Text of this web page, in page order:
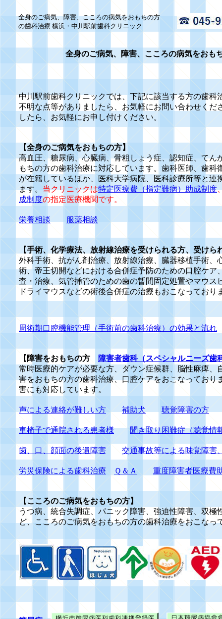
全身のご病気、障害、こころの病気をおもちの方
の歯科治療 横浜・中川駅前歯科クリニック
中川駅前歯科クリニックでは、下記に該当する方の歯科
不明な点等がありましたら、お気軽にお問い合わせくだ
したら、お気軽にお申し付けください。
【全身のご病気をおもちの方】
高血圧、糖尿病、心臓病、骨粗しょう症、認知症、てん
もちの方の歯科治療に対応しています。歯科医師、歯科
が在籍しているほか、医科大学病院、医科診療所等と連
ます。 当クリニックは特定医療費（指定難病）助成制度
成制度の指定医療機関です。
栄養相談 服薬相談
【手術、化学療法、放射線治療を受けられる方、受けら
外科手術、抗がん剤治療、放射線治療、臓器移植手術、
術、帝王切開などにおける合併症予防のための口腔ケア
査・治療、気管挿管のための歯の暫間固定処置やマウス
ドライマウスなどの術後合併症の治療もおこなっており
周術期口腔機能管理（手術前の歯科治療）の効果と流れ
【障害をおもちの方
障害者歯科（スペシャルニーズ歯
常時医療的ケアが必要な方、ダウン症候群、脳性麻痺、
害をおもちの方の歯科治療、口腔ケアをおこなっており
害にも対応しています。
声による連絡が難しい方 補助犬 聴覚障害の方
車椅子で通院される患者様 聞き取り困難症（聴覚情
歯、口、顔面の後遺障害 交通事故等による味覚障害
労災保険による歯科治療 Ｑ＆Ａ 重度障害者医療費
【こころのご病気をおもちの方】
うつ病、統合失調症、パニック障害、強迫性障害、双極
ど、こころのご病気をおもちの方の歯科治療をおこなっ
全身のご病気、障害、こころの病気をおも